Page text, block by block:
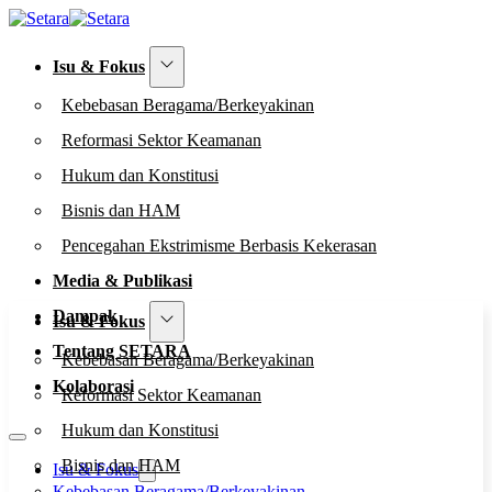
Isu & Fokus
Kebebasan Beragama/Berkeyakinan
Reformasi Sektor Keamanan
Hukum dan Konstitusi
Bisnis dan HAM
Pencegahan Ekstrimisme Berbasis Kekerasan
Media & Publikasi
Dampak
Tentang SETARA
Kolaborasi
Isu & Fokus
Isu & Fokus
Kebebasan Beragama/Berkeyakinan
Reformasi Sektor Keamanan
Hukum dan Konstitusi
Bisnis dan HAM